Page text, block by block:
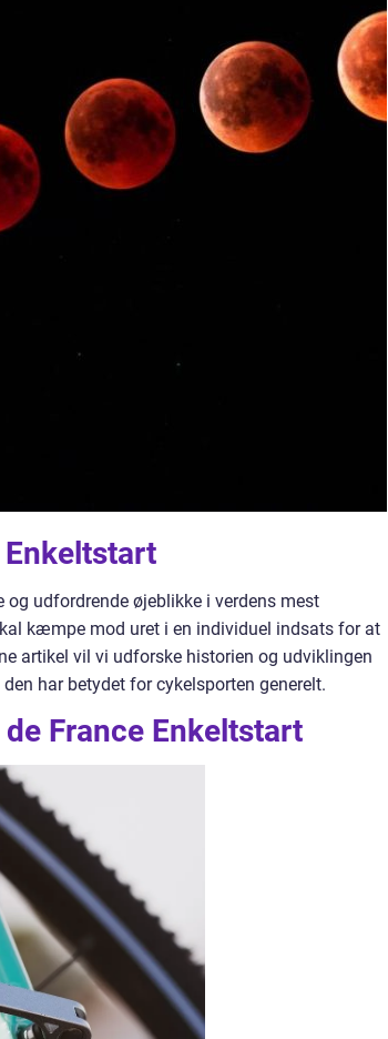
udfordrende øjeblikke i verdens mest
kæmpe mod uret i en individuel indsats for at
artikel vil vi udforske historien og udviklingen
har betydet for cykelsporten generelt.
France Enkeltstart